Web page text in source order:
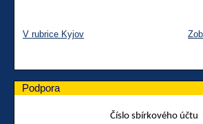
V rubrice Kyjov
Podpora
Číslo sbírkového účtu